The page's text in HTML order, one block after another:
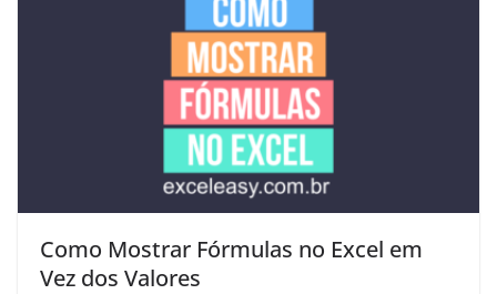
Como Mostrar Fórmulas no Excel em
Vez dos Valores